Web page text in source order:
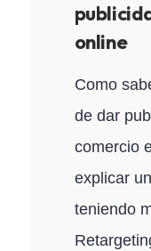
online
Como
de dar
comercio
explicar
teniendo